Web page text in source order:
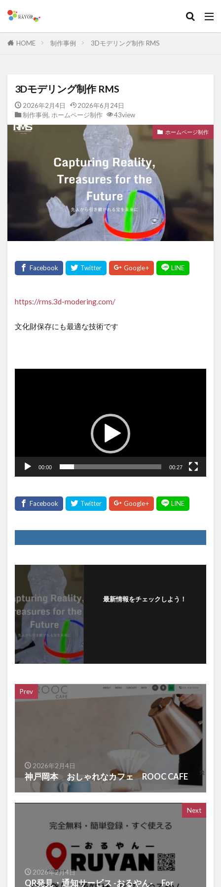
HOME 制作事例 3Dモデリング制作 RMS
3Dモデリング制作 RMS
2026年2月4日
2026年6月24日
制作事例, ホームページ制作 43view
ホームページ制作
https://rms.3d-modering.com/
文化財保存にも最適な技術です
ー
00:00 00:27
最新情報をチェックしよう！
Prev
2026年2月4日
神戸岡本 おしゃれなカフェ ROOC CAFE
Next
2026年2月4日
QR発見・通知サービス -おるやん- For